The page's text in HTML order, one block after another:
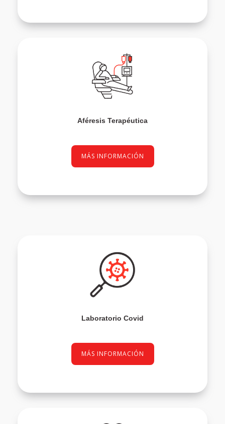
Aféresis Terapéutica
MÁS INFORMACIÓN
Laboratorio Covid
MÁS INFORMACIÓN